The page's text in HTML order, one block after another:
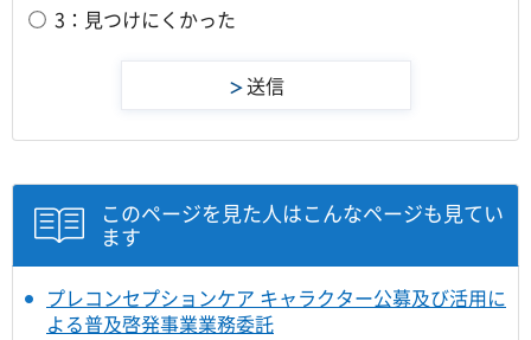
3：見つけにくかった
このページを見た人はこんなページも見てい
ます
プレコンセプションケア キャラクター公募及び活用に
よる普及啓発事業業務委託